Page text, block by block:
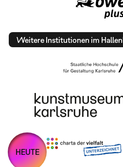
Weitere Institutionen im
HEUTE